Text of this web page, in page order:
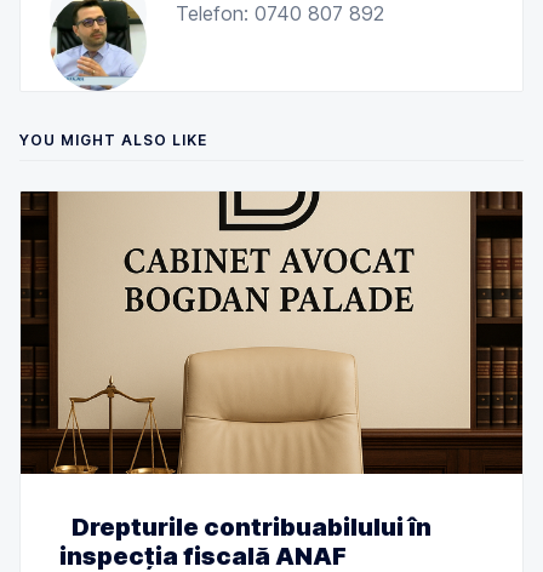
Telefon: 0740 807 892
YOU MIGHT ALSO LIKE
Drepturile contribuabilului în
inspecția fiscală ANAF